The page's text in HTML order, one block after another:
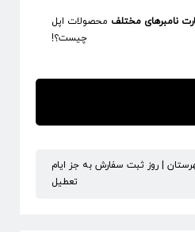
نامبرهای مختلف محصولات اپل
چیست؟!
| روز ثبت سفارش به جز ایام
تعطیل